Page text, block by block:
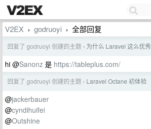
V2EX › godruoyi › 全部回复
回复了 godruoyi 创建的主题 › 为什么 Laravel 这么优秀
hi @Sanonz 是 https://tableplus.com/
回复了 godruoyi 创建的主题 › Laravel Octane 初体验
@jackerbauer
@cyndihuifei
@Outshine